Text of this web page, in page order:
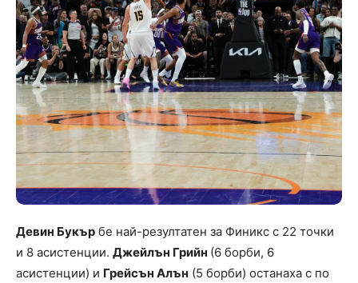
Девин Букър бе най-резултатен за Финикс с 22 точки
и 8 асистенции. Джейлън Грийн (6 борби, 6
асистенции) и Грейсън Алън (5 борби) останаха с по